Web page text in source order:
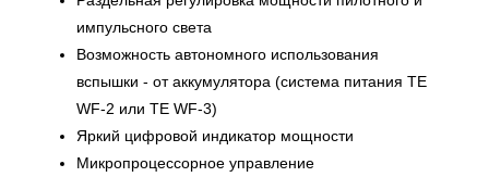
импульсного света
Возможность автономного использования
вспышки - от аккумулятора (система питания TE
WF-2 или TE WF-3)
Яркий цифровой индикатор мощности
Микропроцессорное управление